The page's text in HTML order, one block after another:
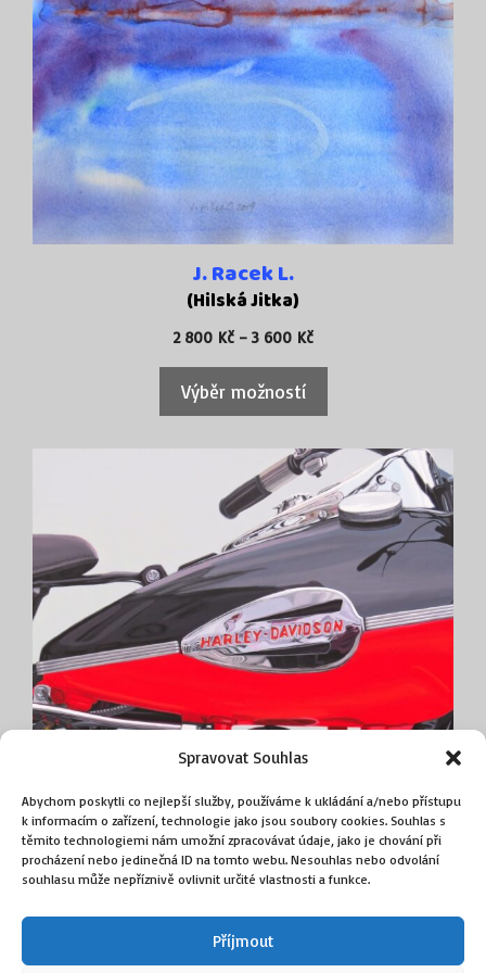
Spravovat Souhlas
Abychom poskytli co nejlepší služby, používáme k ukládání a/nebo přístupu
k informacím o zařízení, technologie jako jsou soubory cookies. Souhlas s
těmito technologiemi nám umožní zpracovávat údaje, jako je chování při
procházení nebo jedinečná ID na tomto webu. Nesouhlas nebo odvolání
souhlasu může nepříznivě ovlivnit určité vlastnosti a funkce.
Příjmout
J. Racek L.
(Hilská Jitka)
2 800 Kč – 3 600 KčRozpětí
3
600 Kč
Výběr možností
Harley Davidson WLA
(Sika Václav)
Přidat do košíku